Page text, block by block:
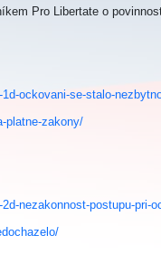
Pro Libertate o
ockovani-se-stalo-
platne-zakony/
nezakonnost-postupu-pri-